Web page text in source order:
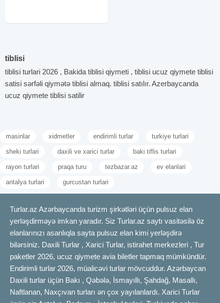
tiblisi
tiblisi turlari 2026 , Bakida tiblisi qiymeti , tiblisi ucuz qiymete tiblisi
satisi sərfəli qiymətə tiblisi almaq. tiblisi satılır. Azerbaycanda
ucuz qiymete tiblisi satilir
masinlar xidmetler endirimli turlar turkiye turlari
sheki turlari daxili ve xarici turlar baki tiflis turlari
rayon turlari praqa turu tezbazar.az ev elanlari
antalya turlari gurcustan turlari
Turlar.az Azərbaycanda turizm şirkətləri üçün pulsuz elan
yerləşdirməyə imkan yaradır. Siz Turlar.az saytı vasitəsilə öz
elanlarınızı asanlıqla sayta pulsuz elan kimi yerləşdirə
bilərsiniz. Daxili Turlar , Xarici Turlar, istirahet merkezleri , Tur
paketler 2026, ucuz qiymete avia biletler tapmaq mümkündür.
Endirimli turlar 2026, müalicəvi turlar mövcuddur. Azərbaycan
Daxili turlar üçün Bakı , Qəbələ, İsmayıllı, Şahdağ, Masallı,
Naftlanan, Naxçıvan turları ən çox yayılanlardı. Xarici Turlar